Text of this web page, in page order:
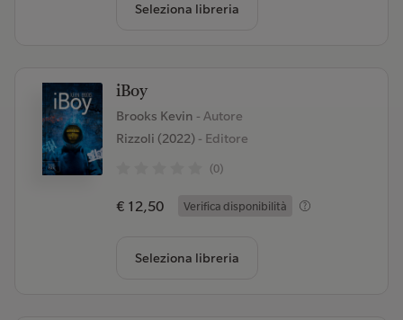
Seleziona libreria
iBoy
Brooks Kevin - Autore
Rizzoli (2022)- Editore
(0)
€ 12,50 Verifica disponibilità
Seleziona libreria